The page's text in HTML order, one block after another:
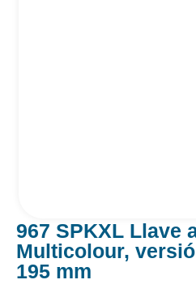
967 SPKXL Llave
Multicolour,
195 mm